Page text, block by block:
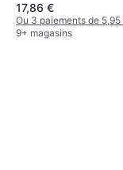
17,86 €
Ou 3 paiements de 5,95
9+ magasins